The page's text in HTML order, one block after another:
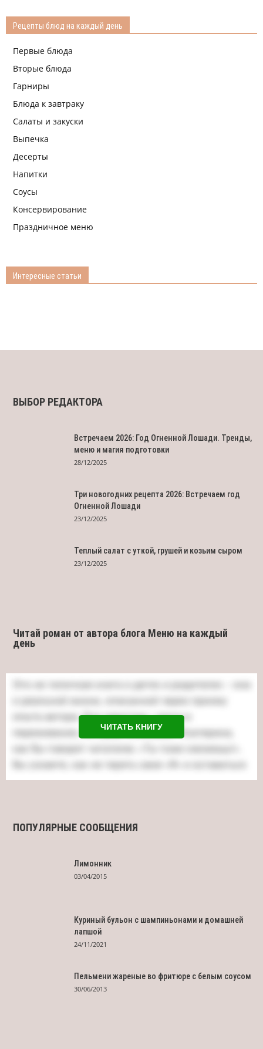
Рецепты блюд на каждый день
Первые блюда
Вторые блюда
Гарниры
Блюда к завтраку
Салаты и закуски
Выпечка
Десерты
Напитки
Соусы
Консервирование
Праздничное меню
Интересные статьи
ВЫБОР РЕДАКТОРА
Встречаем 2026: Год Огненной Лошади. Тренды,
меню и магия подготовки
28/12/2025
Три новогодних рецепта 2026: Встречаем год
Огненной Лошади
23/12/2025
Теплый салат с уткой, грушей и козьим сыром
23/12/2025
Читай роман от автора блога Меню на каждый
день
ЧИТАТЬ КНИГУ
ПОПУЛЯРНЫЕ СООБЩЕНИЯ
Лимонник
03/04/2015
Куриный бульон с шампиньонами и домашней
лапшой
24/11/2021
Пельмени жареные во фритюре с белым соусом
30/06/2013